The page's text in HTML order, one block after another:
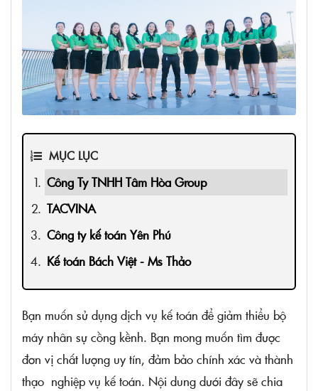
MỤC LỤC
Công Ty TNHH Tâm Hòa Group
TACVINA
Công ty kế toán Yên Phú
Kế toán Bách Việt - Ms Thảo
Bạn muốn sử dụng dịch vụ kế toán để giảm thiểu bộ
máy nhân sự cồng kềnh. Bạn mong muốn tìm được
đơn vị chất lượng uy tín, đảm bảo chính xác và thành
thạo nghiệp vụ kế toán. Nội dung dưới đây sẽ chia